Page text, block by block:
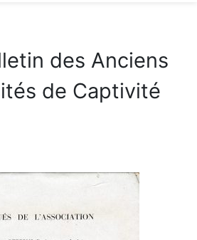
des Anciens
de Captivité